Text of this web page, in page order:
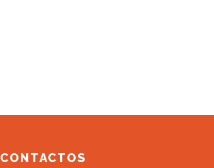
CONTACTOS